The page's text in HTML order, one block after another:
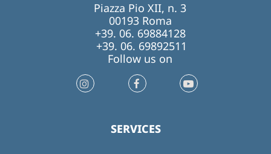
Piazza Pio XII, n. 3
00193 Roma
+39. 06. 69884128
+39. 06. 69892511
Follow us on
SERVICES